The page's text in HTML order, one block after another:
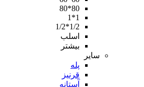
80*80
1*1
1/2*1/2
اسلب
بیشتر
سایر
پله
قرنیز
آستانه